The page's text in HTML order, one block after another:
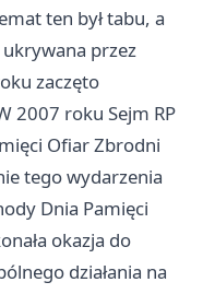
ten był tabu, a
przez
zaczęto
2007 roku Sejm RP
Ofiar Zbrodni
tego wydarzenia
Dnia Pamięci
okazja do
działania na